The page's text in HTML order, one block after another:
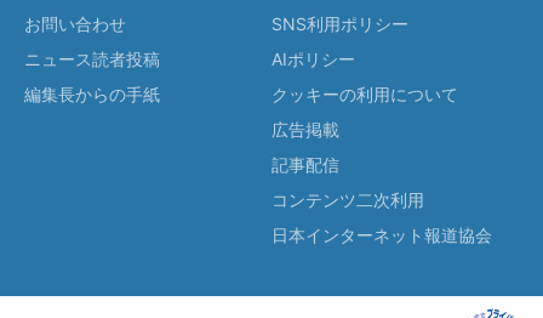
お問い合わせ
ニュース読者投稿
編集長からの手紙
SNS利用ポリシー
AIポリシー
クッキーの利用について
広告掲載
記事配信
コンテンツ二次利用
日本インターネット報道協会